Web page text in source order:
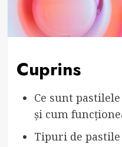
Cuprins
Ce sunt
și cum
Tipuri de